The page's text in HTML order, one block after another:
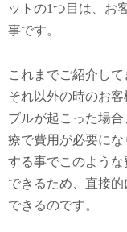
ットの1つ目は、 お
事です。
これまでご紹介し
それ以外の時のお
ブルが起こった場
療で費用が必要に
する事でこのよう
できるため、直接
できるのです。